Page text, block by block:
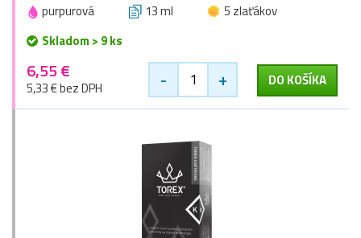
purpurová 13 ml
5 zlaťákov
Skladom > 9 ks
6,55 €
5,33 € bez DPH - + DO KOŠÍKA